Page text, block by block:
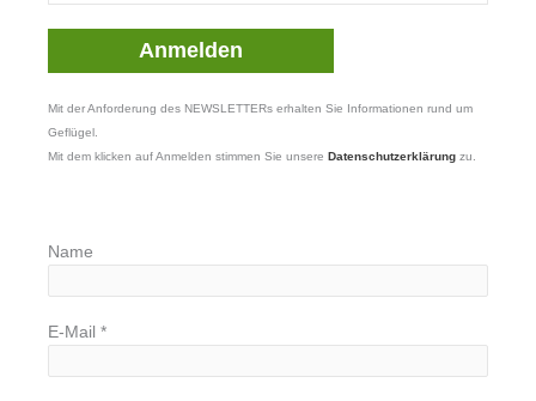
Mit der Anforderung des NEWSLETTERs erhalten Sie Informationen rund um
Geflügel.
Mit dem klicken auf Anmelden stimmen Sie unsere Datenschutzerklärung zu.
Name
E-Mail *